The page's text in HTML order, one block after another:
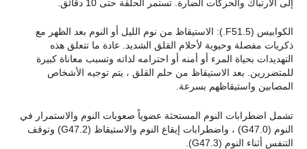
إلى الارتباك والحركات الضارة. تستمر الحلقة حتى 10 دقائق.
الكوابيس (F51.5.): الاستيقاظ من نوم الليل أو النوم بعد الظهر مع
ذكريات مفصلة وحيوية لأحلام القلق الشديد. عادة ما تتعلق هذه
التهديدات بحياة المرء أو أمنه أو احترامه لذاته وتسبب معاناة كبيرة
للمتضررين. بعد الاستيقاظ من حلم القلق ، يتم توجيه الأشخاص
المصابين واستيقاظهم بسرعة.
تشمل اضطرابات النوم المستحثة عضوياً صعوبات النوم والاستمرار في
النوم (G47.0) ، واضطرابات إيقاع النوم والاستيقاظ (G47.2) وتوقف
التنفس أثناء النوم (G47.3).